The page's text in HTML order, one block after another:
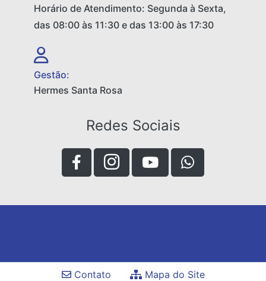
Horário de Atendimento: Segunda à Sexta,
das 08:00 às 11:30 e das 13:00 às 17:30
Gestão:
Hermes Santa Rosa
Redes Sociais
Contato
Mapa do Site